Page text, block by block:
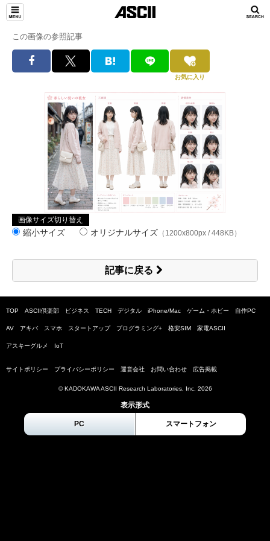
この画像の参照記事
お気に入り
画像サイズ切り替え
縮小サイズ オリジナルサイズ （1200x800px / 448KB）
記事に戻る
TOP ASCII倶楽部 ビジネス TECH デジタル iPhone/Mac ゲーム・ホビー 自作PC
AV アキバ スマホ スタートアップ プログラミング+ 格安SIM 家電ASCII
アスキーグルメ IoT
サイトポリシー プライバシーポリシー 運営会社 お問い合わせ 広告掲載
© KADOKAWA ASCII Research Laboratories, Inc. 2026
表示形式
PC スマートフォン